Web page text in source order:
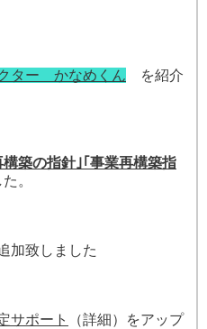
ター かなめくん を紹介
構築の指針｣ ｢事業再構築指
。
加致しました
サポート
（詳細）をアップ